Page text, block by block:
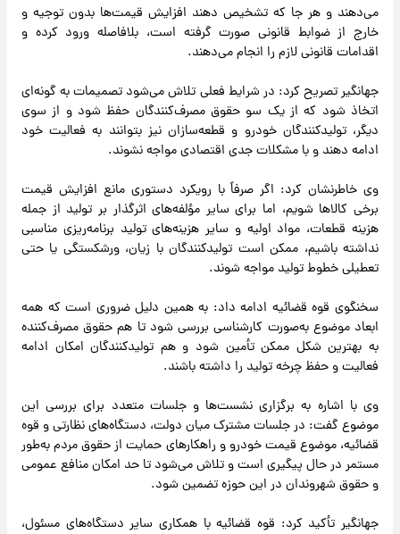
می‌دهند و هر جا که تشخیص دهند افزایش قیمت‌ها بدون توجیه و
خارج از ضوابط قانونی صورت گرفته است، بلافاصله ورود کرده و
اقدامات قانونی لازم را انجام می‌دهند.
جهانگیر تصریح کرد: در شرایط فعلی تلاش می‌شود تصمیمات به گونه‌ای
اتخاذ شود که از یک سو حقوق مصرف‌کنندگان حفظ شود و از سوی
دیگر، تولیدکنندگان خودرو و قطعه‌سازان نیز بتوانند به فعالیت خود
ادامه دهند و با مشکلات جدی اقتصادی مواجه نشوند.
وی خاطرنشان کرد: اگر صرفاً با رویکرد دستوری مانع افزایش قیمت
برخی کالاها شویم، اما برای سایر مؤلفه‌های اثرگذار بر تولید از جمله
هزینه قطعات، مواد اولیه و سایر هزینه‌های تولید برنامه‌ریزی مناسبی
نداشته باشیم، ممکن است تولیدکنندگان با زیان، ورشکستگی یا حتی
تعطیلی خطوط تولید مواجه شوند.
سخنگوی قوه قضائیه ادامه داد: به همین دلیل ضروری است که همه
ابعاد موضوع به‌صورت کارشناسی بررسی شود تا هم حقوق مصرف‌کننده
به بهترین شکل ممکن تأمین شود و هم تولیدکنندگان امکان ادامه
فعالیت و حفظ چرخه تولید را داشته باشند.
وی با اشاره به برگزاری نشست‌ها و جلسات متعدد برای بررسی این
موضوع گفت: در جلسات مشترک میان دولت، دستگاه‌های نظارتی و قوه
قضائیه، موضوع قیمت خودرو و راهکارهای حمایت از حقوق مردم به‌طور
مستمر در حال پیگیری است و تلاش می‌شود تا حد امکان منافع عمومی
و حقوق شهروندان در این حوزه تضمین شود.
جهانگیر تأکید کرد: قوه قضائیه با همکاری سایر دستگاه‌های مسئول،